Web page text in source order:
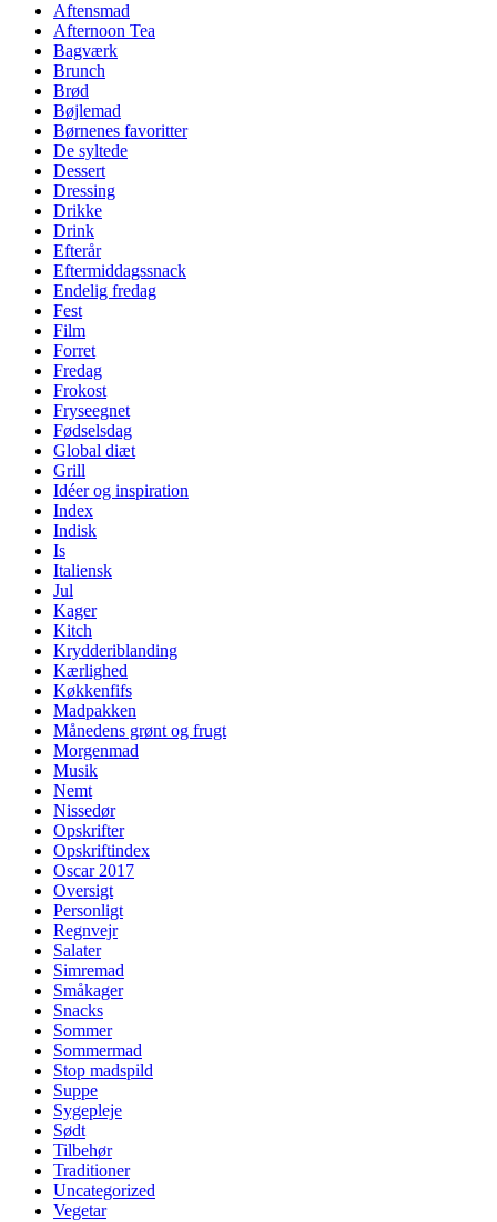
Aftensmad
Afternoon Tea
Bagværk
Brunch
Brød
Bøjlemad
Børnenes favoritter
De syltede
Dessert
Dressing
Drikke
Drink
Efterår
Eftermiddagssnack
Endelig fredag
Fest
Film
Forret
Fredag
Frokost
Fryseegnet
Fødselsdag
Global diæt
Grill
Idéer og inspiration
Index
Indisk
Is
Italiensk
Jul
Kager
Kitch
Krydderiblanding
Kærlighed
Køkkenfifs
Madpakken
Månedens grønt og frugt
Morgenmad
Musik
Nemt
Nissedør
Opskrifter
Opskriftindex
Oscar 2017
Oversigt
Personligt
Regnvejr
Salater
Simremad
Småkager
Snacks
Sommer
Sommermad
Stop madspild
Suppe
Sygepleje
Sødt
Tilbehør
Traditioner
Uncategorized
Vegetar